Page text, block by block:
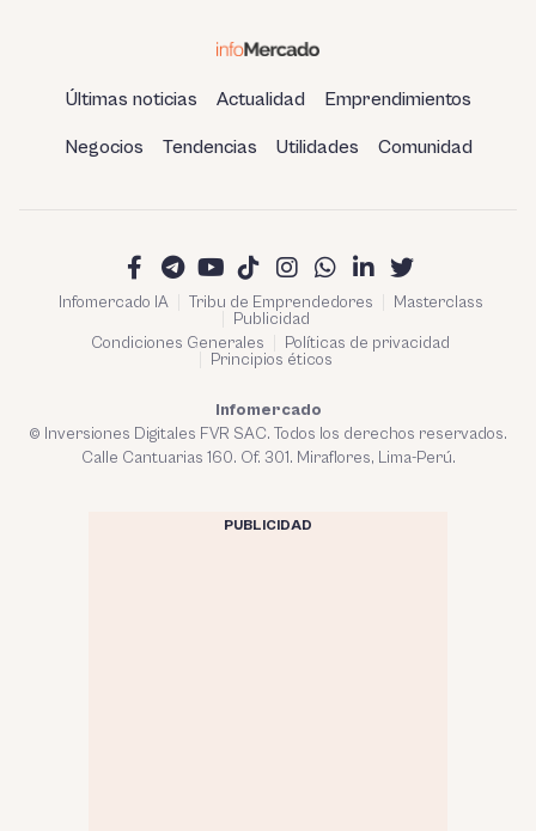
Últimas noticias Actualidad Emprendimientos
Negocios Tendencias Utilidades Comunidad
Infomercado IA Tribu de Emprendedores
Masterclass
Publicidad
Condiciones Generales
Políticas de privacidad
Principios éticos
Infomercado
© Inversiones Digitales FVR SAC. Todos los derechos reservados.
Calle Cantuarias 160. Of. 301. Miraflores, Lima-Perú.
PUBLICIDAD